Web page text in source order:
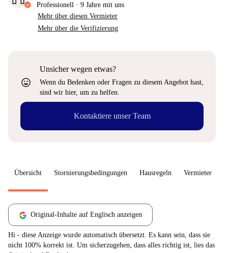
Professionell · 9 Jahre mit uns
Mehr über diesen Vermieter
Mehr über die Verifizierung
sentiment_very_satisfied
Unsicher wegen etwas?
Wenn du Bedenken oder Fragen zu diesem Angebot hast,
sind wir hier, um zu helfen.
Kontaktiere unser Team
Übersicht Stornierungsbedingungen Hausregeln Vermieter
Original-Inhalte auf Englisch anzeigen
Hi - diese Anzeige wurde automatisch übersetzt. Es kann sein, dass sie
nicht 100% korrekt ist. Um sicherzugehen, dass alles richtig ist, lies das